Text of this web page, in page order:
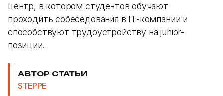
центр, в котором студентов обучают
проходить собеседования в IT-компании и
способствуют трудоустройству на junior-
позиции.
АВТОР СТАТЬИ
STEPPE